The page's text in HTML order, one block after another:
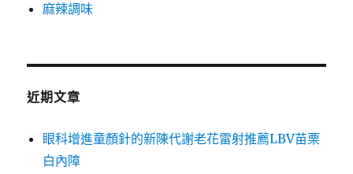
麻辣調味
近期文章
眼科增進童顏針的新陳代謝老花雷射推薦LBV苗栗
白內障